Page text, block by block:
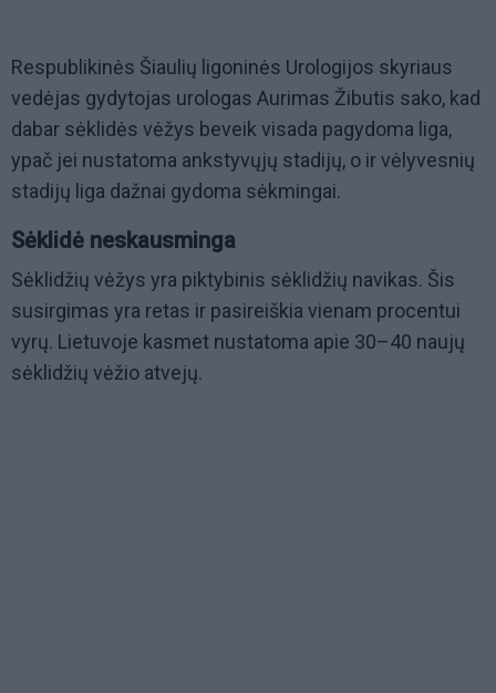
Respublikinės Šiaulių ligoninės Urologijos skyriaus
vedėjas gydytojas urologas Aurimas Žibutis sako, kad
dabar sėklidės vėžys beveik visada pagydoma liga,
ypač jei nustatoma ankstyvųjų stadijų, o ir vėlyvesnių
stadijų liga dažnai gydoma sėkmingai.
Sėklidė neskausminga
Sėklidžių vėžys yra piktybinis sėklidžių navikas. Šis
susirgimas yra retas ir pasireiškia vienam procentui
vyrų. Lietuvoje kasmet nustatoma apie 30–40 naujų
sėklidžių vėžio atvejų.